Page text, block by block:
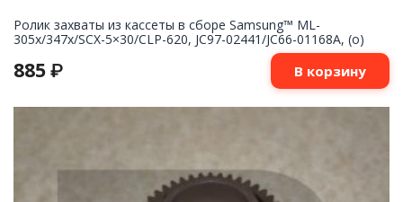
Ролик захваты из кассеты в сборе Samsung™ ML-
305x/347x/SCX-5×30/CLP-620, JC97-02441/JC66-01168A, (o)
885 ₽ В корзину